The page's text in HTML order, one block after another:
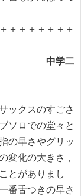
＋＋＋＋＋＋＋
者に 中学二
ックスのすごさ
ソロでの堂々と
の早さやグリッ
変化の大きさ，
とがありまし
番舌つきの早さ